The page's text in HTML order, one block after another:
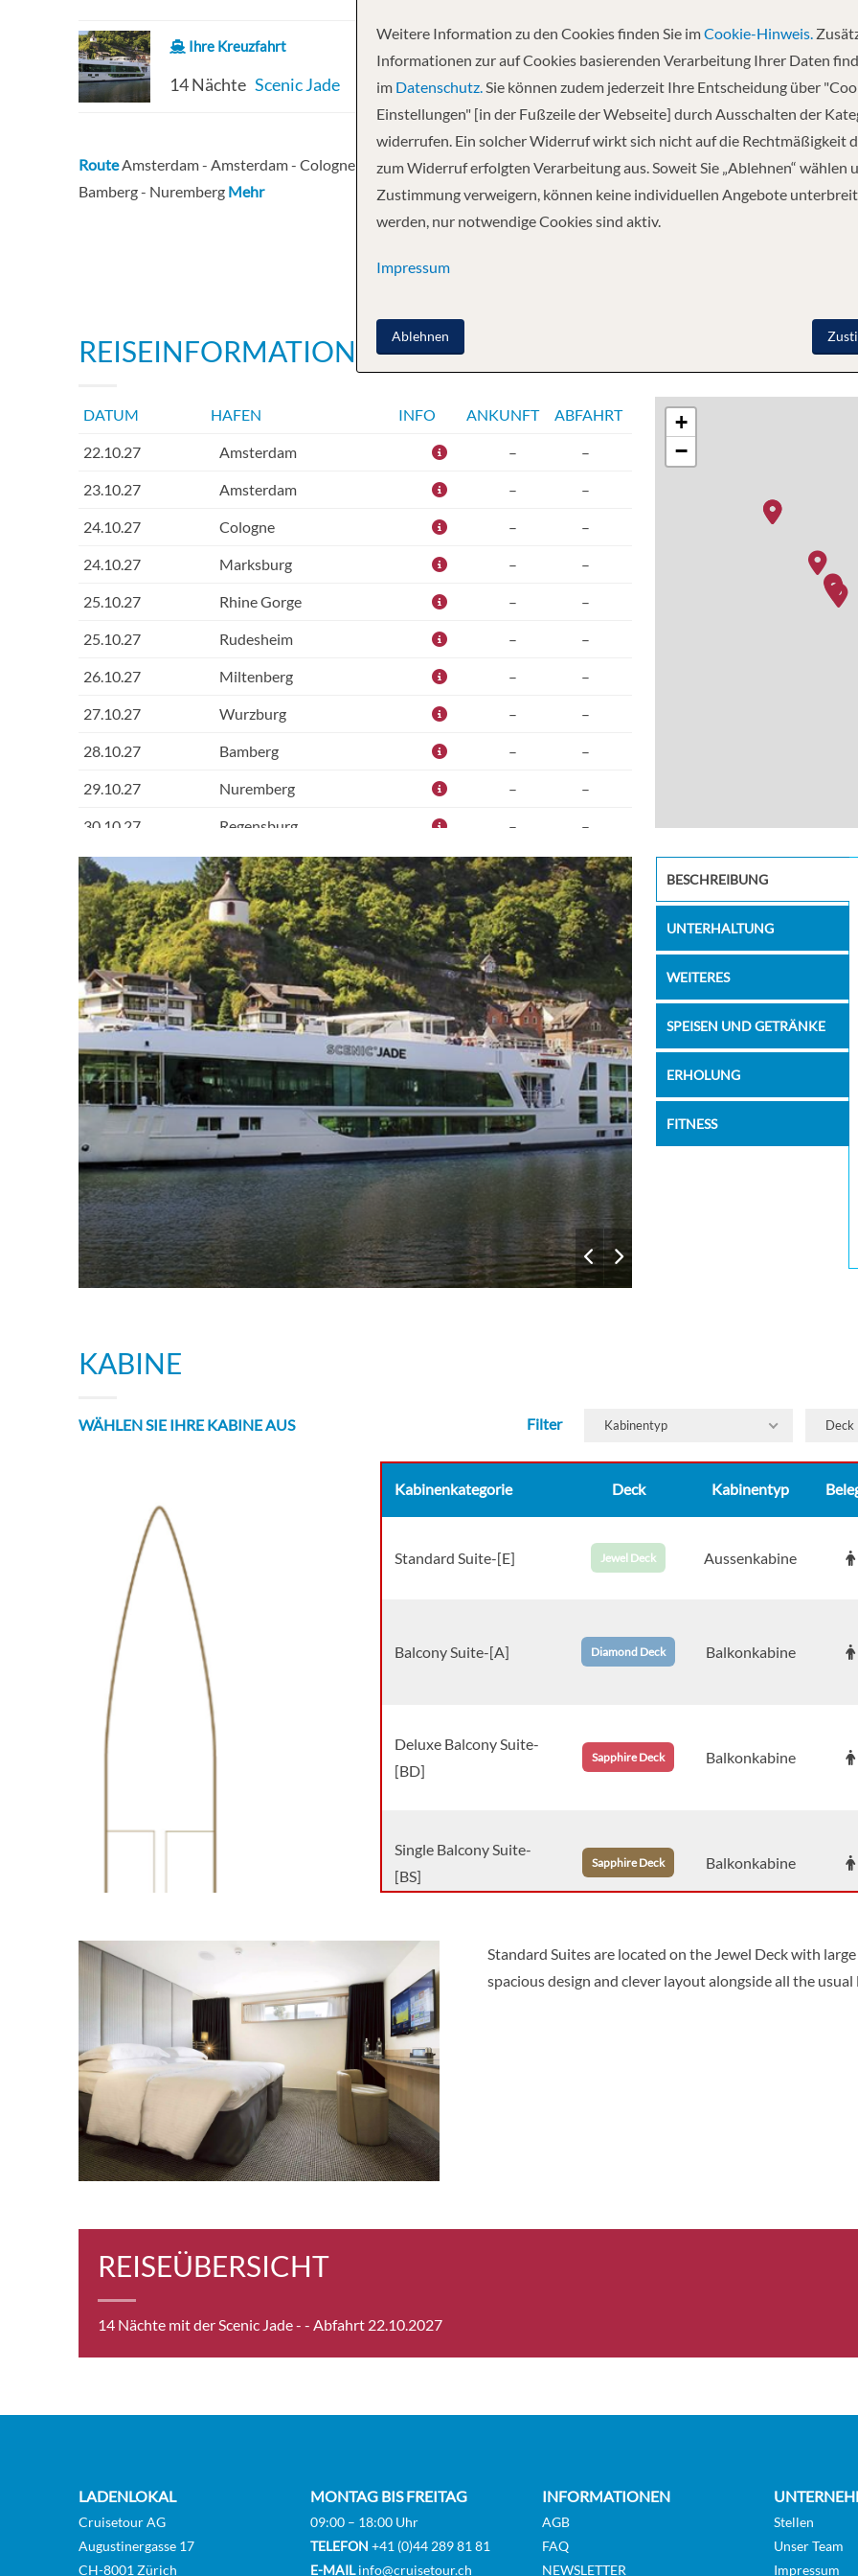
Ihre Kreuzfahrt
14 Nächte Scenic Jade 22.10.2027
RouteAmsterdam - Amsterdam - Cologne - Marksburg - Rhine Gorge - Rudesheim - Miltenberg - Wurzburg -
Bamberg - Nuremberg Mehr
REISEINFORMATIONEN
DATUM HAFEN INFO ANKUNFT ABFAHRT
22.10.27 Amsterdam – –
23.10.27 Amsterdam – –
24.10.27 Cologne – –
24.10.27 Marksburg – –
25.10.27 Rhine Gorge – –
25.10.27 Rudesheim – –
26.10.27 Miltenberg – –
27.10.27 Wurzburg – –
28.10.27 Bamberg – –
29.10.27 Nuremberg – –
30.10.27 Regensburg – –
31.10.27 Passau – –
31.10.27 Salzburg – –
01.11.27 Melk – –
01.11.27 Durnstein –
02.11.27 Vienna – –
03.11.27 – –
04.11.27 Budapest – –
05.11.27 Budapest – –
+
−
Image
BESCHREIBUNG
UNTERHALTUNG
WEITERES
SPEISEN UND GETRÄNKE
ERHOLUNG
FITNESS
KABINE
WÄHLEN SIE IHRE KABINE AUS Filter Kabinentyp Deck
Kabinenkategorie Deck Kabinentyp
Standard Suite-[E] Jewel Deck Aussenkabine
Balcony Suite-[A] Diamond Deck Balkonkabine
Deluxe Balcony Suite-
[BD]
Sapphire Deck Balkonkabine
Single Balcony Suite-
[BS]
Sapphire Deck Balkonkabine
Balcony Suite-[C]
Deluxe Balcony Suite-
[PD]
Junior Balcony Suite-
[RJ]
Jewel Deck
Standard Suites are located on the Jewel Deck with
spacious design and clever layout alongside all the
REISEÜBERSICHT
14 Nächte mit der Scenic Jade - - Abfahrt 22.10.2027
LADENLOKAL
Cruisetour AG
Augustinergasse 17
CH-8001 Zürich
MONTAG BIS FREITAG
09:00 – 18:00 Uhr
TELEFON +41 (0)44 289 81 81
E-MAILinfo@cruisetour.ch
INFORMATIONEN
AGB
FAQ
NEWSLETTER
Stellen
Unser Team
Impressum
Weitere Information zu den Cookies finden Sie imCookie-Hinweis.
Informationen zur auf Cookies basierenden Verarbeitung Ihrer Daten
im Datenschutz.Sie können zudem jederzeit Ihre Entscheidung über
Einstellungen" [in der Fußzeile der Webseite] durch Ausschalten der
widerrufen. Ein solcher Widerruf wirkt sich nicht auf die Rechtmäßigkeit
zum Widerruf erfolgten Verarbeitung aus. Soweit Sie „Ablehnen“ wählen
Zustimmung verweigern, können keine individuellen Angebote
werden, nur notwendige Cookies sind aktiv.
Impressum
Ablehnen